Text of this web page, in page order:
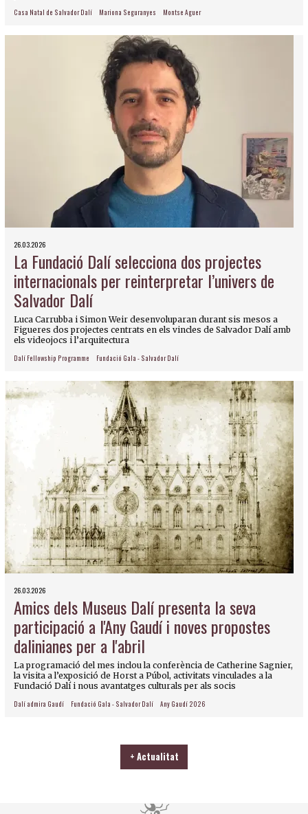
Casa Natal de Salvador Dalí Mariona Seguranyes Montse Aguer
26.03.2026
La Fundació Dalí selecciona dos projectes
internacionals per reinterpretar l’univers de
Salvador Dalí
Luca Carrubba i Simon Weir desenvoluparan durant sis mesos a
Figueres dos projectes centrats en els vincles de Salvador Dalí amb
els videojocs i l’arquitectura
Dalí Fellowship Programme Fundació Gala - Salvador Dalí
26.03.2026
Amics dels Museus Dalí presenta la seva
participació a l'Any Gaudí i noves propostes
dalinianes per a l'abril
La programació del mes inclou la conferència de Catherine Sagnier,
la visita a l’exposició de Horst a Púbol, activitats vinculades a la
Fundació Dalí i nous avantatges culturals per als socis
Dalí admira Gaudí Fundació Gala - Salvador Dalí Any Gaudí 2026
+ Actualitat